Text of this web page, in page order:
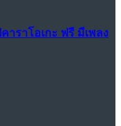
าราโอเกะ ฟรี มีเพลง